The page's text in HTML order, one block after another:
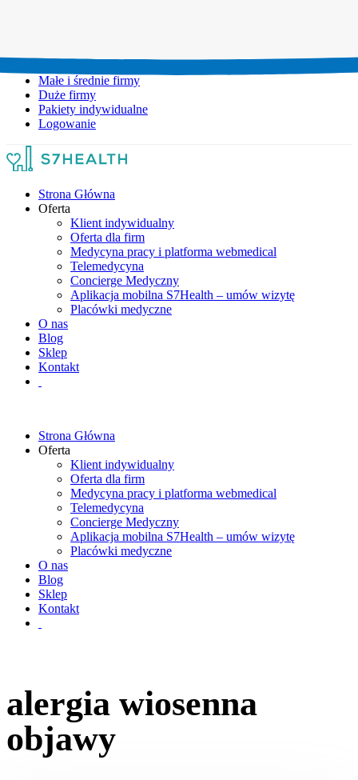
Małe i średnie firmy
Duże firmy
Pakiety indywidualne
Logowanie
Strona Główna
Oferta
Klient indywidualny
Oferta dla firm
Medycyna pracy i platforma webmedical
Telemedycyna
Concierge Medyczny
Aplikacja mobilna S7Health – umów wizytę
Placówki medyczne
O nas
Blog
Sklep
Kontakt
Strona Główna
Oferta
Klient indywidualny
Oferta dla firm
Medycyna pracy i platforma webmedical
Telemedycyna
Concierge Medyczny
Aplikacja mobilna S7Health – umów wizytę
Placówki medyczne
O nas
Blog
Sklep
Kontakt
alergia wiosenna
objawy